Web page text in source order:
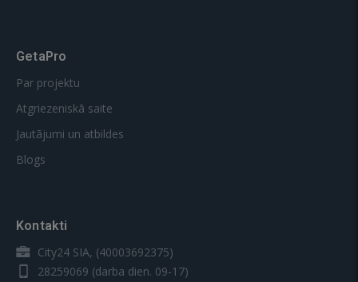
GetaPro
Par projektu
Atgriezeniskā saite
Jautājumi un atbildes
Blogs
Kontakti
City24 SIA, (40003692375)
28259069 (darba dien. 09-17)